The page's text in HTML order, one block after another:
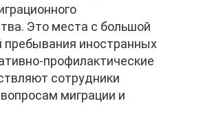
Это места с большой
пребывания иностранных
профилактические
сотрудники
миграции и